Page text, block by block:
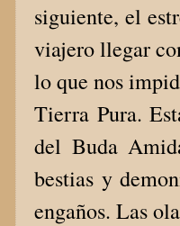
siguiente, el
viajero llegar
lo que nos
Tierra Pura.
del Buda
bestias y
engaños. Las